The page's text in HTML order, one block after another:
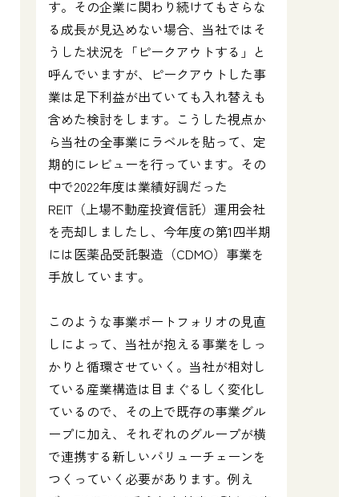
す。その企業に関わり続けてもさらな
る成長が見込めない場合、当社ではそ
うした状況を「ピークアウトする」と
呼んでいますが、ピークアウトした事
業は足下利益が出ていても入れ替えも
含めた検討をします。こうした視点か
ら当社の全事業にラベルを貼って、定
期的にレビューを行っています。その
中で2022年度は業績好調だった
REIT（上場不動産投資信託）運用会社
を売却しましたし、今年度の第1四半期
には医薬品受託製造（CDMO）事業を
手放しています。
このような事業ポートフォリオの見直
しによって、当社が抱える事業をしっ
かりと循環させていく。当社が相対し
ている産業構造は目まぐるしく変化し
ているので、その上で既存の事業グル
ープに加え、それぞれのグループが横
で連携する新しいバリューチェーンを
つくっていく必要があります。例え